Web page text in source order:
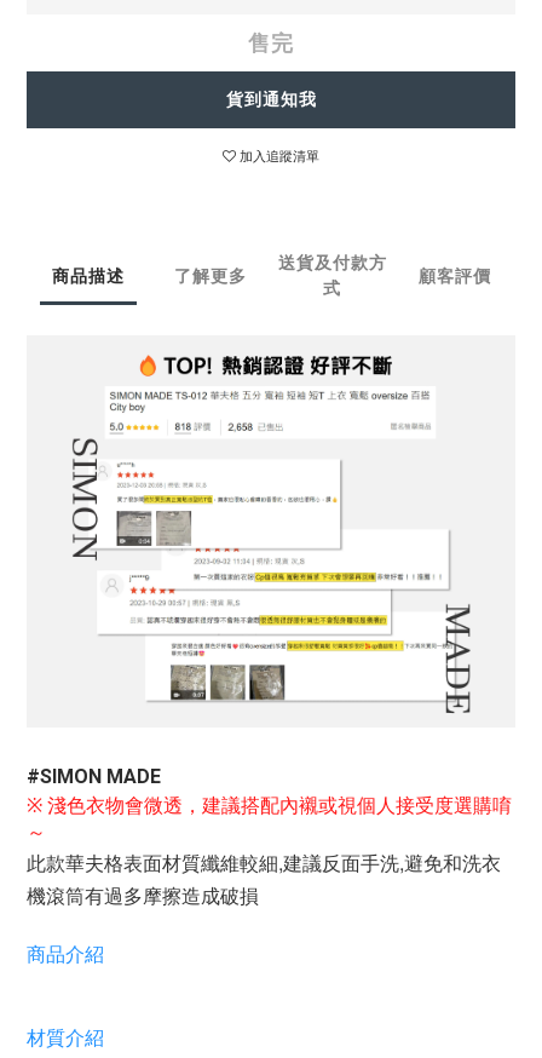
售完
貨到通知我
加入追蹤清單
商品描述 了解更多
送貨及付款方
式
顧客評價
#SIMON MADE
※ 淺色衣物會微透， 建議搭配內襯或視個人接受度選購唷
～
此款華夫格表面材質纖維較細,建議反面手洗,避免和洗衣
機滾筒有過多摩擦造成破損
商品介紹
材質介紹